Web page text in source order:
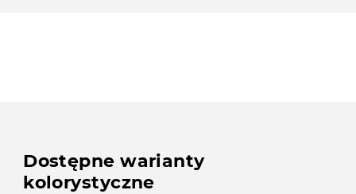
Dostępne warianty
kolorystyczne